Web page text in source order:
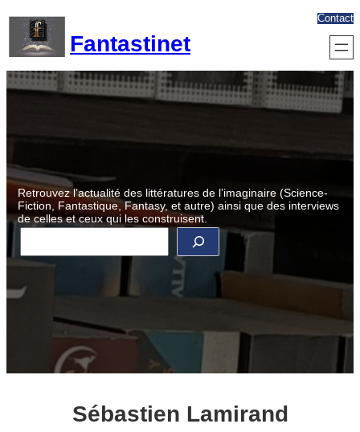
contenu
Fantastinet
Contact
Retrouvez l’actualité des littératures de l’imaginaire (Science-
Fiction, Fantastique, Fantasy, et autre) ainsi que des interviews
de celles et ceux qui les construisent.
R
c
r
Sébastien Lamirand